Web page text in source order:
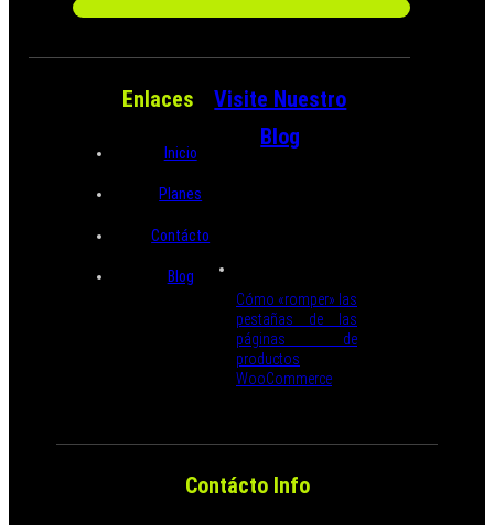
Enlaces
Inicio
Planes
Contácto
Blog
Visite Nuestro
Blog
Cómo «romper» las
pestañas de las
páginas de
productos
WooCommerce
Contácto Info